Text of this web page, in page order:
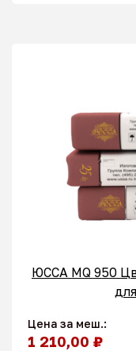
ЮССА MQ 950
Цена за меш.:
1 210,00 ₽